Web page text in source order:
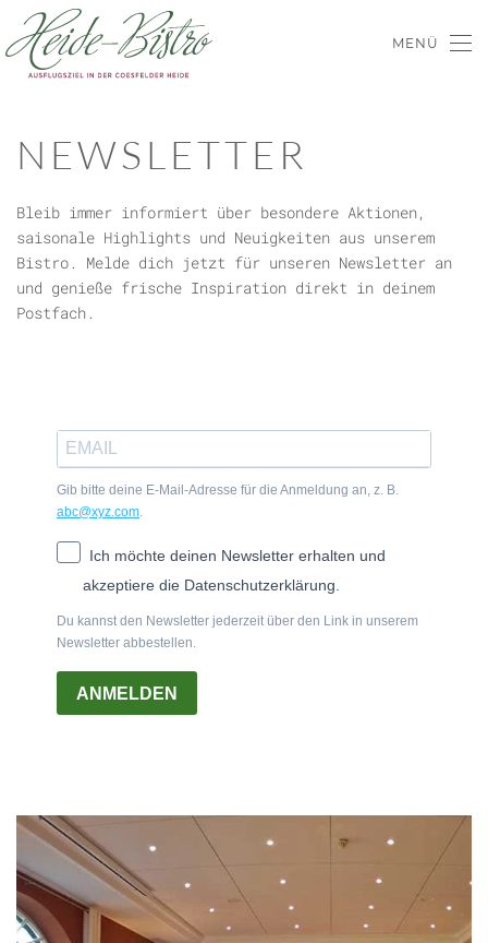
Skip to main content
MENÜ
NEWSLETTER
Bleib immer informiert über besondere Aktionen,
saisonale Highlights und Neuigkeiten aus unserem
Bistro. Melde dich jetzt für unseren Newsletter an
und genieße frische Inspiration direkt in deinem
Postfach.
Gib bitte deine E-Mail-Adresse für die Anmeldung an, z. B.
abc@xyz.com.
Ich möchte deinen Newsletter erhalten und
akzeptiere die Datenschutzerklärung.
Du kannst den Newsletter jederzeit über den Link in unserem
Newsletter abbestellen.
ANMELDEN